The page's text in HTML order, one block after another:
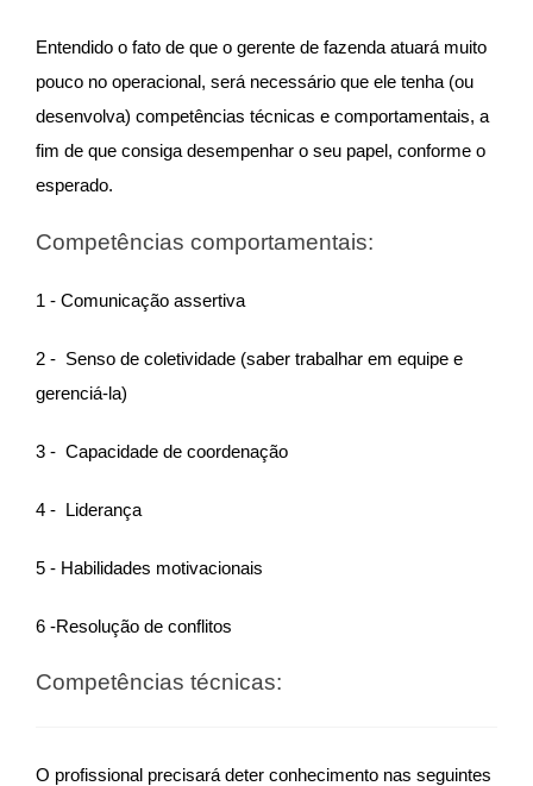
Entendido o fato de que o gerente de fazenda atuará muito
pouco no operacional, será necessário que ele tenha (ou
desenvolva) competências técnicas e comportamentais, a
fim de que consiga desempenhar o seu papel, conforme o
esperado.
Competências comportamentais:
1 - Comunicação assertiva
2 - Senso de coletividade (saber trabalhar em equipe e
gerenciá-la)
3 - Capacidade de coordenação
4 - Liderança
5 - Habilidades motivacionais
6 -Resolução de conflitos
Competências técnicas:
O profissional precisará deter conhecimento nas seguintes